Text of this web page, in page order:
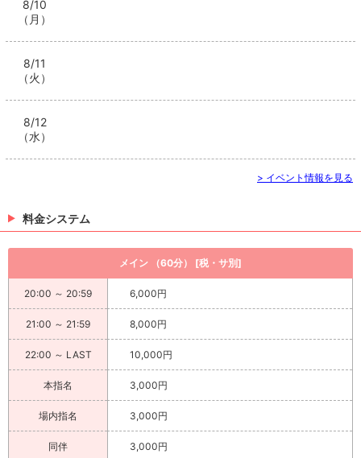
8/10
（月）
8/11
（火）
8/12
（水）
> イベント情報を見る
料金システム
メイン （60分） [税・サ別]
20:00 ～ 20:59 6,000円
21:00 ～ 21:59 8,000円
22:00 ～ LAST 10,000円
本指名 3,000円
場内指名 3,000円
同伴 3,000円